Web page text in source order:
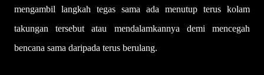
mengambil langkah tegas sama ada menutup terus kolam
takungan tersebut atau mendalamkannya demi mencegah
bencana sama daripada terus berulang.